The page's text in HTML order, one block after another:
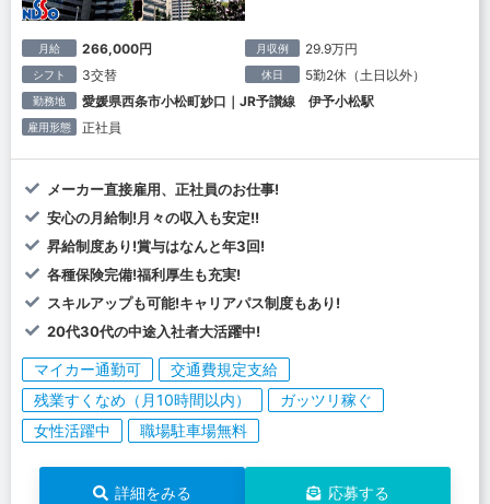
月給 266,000円 月収例 29.9万円
シフト 3交替 休日 5勤2休（土日以外）
勤務地 愛媛県西条市小松町妙口｜JR予讃線 伊予小松駅
雇用形態 正社員
メーカー直接雇用、正社員のお仕事!
安心の月給制!月々の収入も安定!!
昇給制度あり!賞与はなんと年3回!
各種保険完備!福利厚生も充実!
スキルアップも可能!キャリアパス制度もあり!
20代30代の中途入社者大活躍中!
マイカー通勤可
交通費規定支給
残業すくなめ（月10時間以内）
ガッツリ稼ぐ
女性活躍中
職場駐車場無料
詳細をみる 応募する